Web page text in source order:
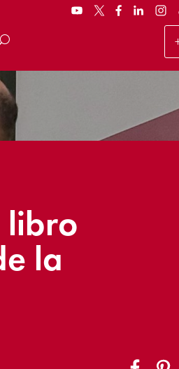
libro
la